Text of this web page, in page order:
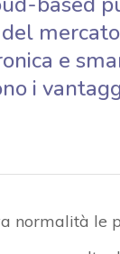
e
i
normalità le